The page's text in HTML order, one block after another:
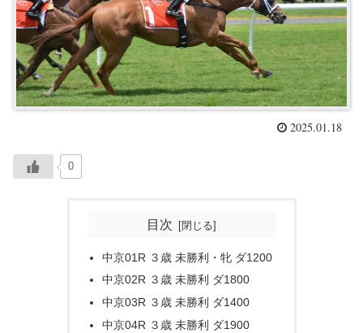
2025.01.18
0
目次
中京01R ３歳 未勝利・牝 ダ1200
中京02R ３歳 未勝利 ダ1800
中京03R ３歳 未勝利 ダ1400
中京04R ３歳 未勝利 ダ1900